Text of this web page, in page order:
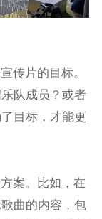
传片的目标。
队成员？或者
目标，才能更
案。比如，在
曲的内容，包